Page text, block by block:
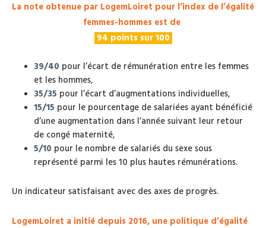
La note obtenue par LogemLoiret pour l’index de l’égalité
femmes-hommes est de
94 points sur 100
39/40 pour l’écart de rémunération entre les femmes
et les hommes,
35/35 pour l’écart d’augmentations individuelles,
15/15 pour le pourcentage de salariées ayant bénéficié
d’une augmentation dans l’année suivant leur retour
de congé maternité,
5/10 pour le nombre de salariés du sexe sous
représenté parmi les 10 plus hautes rémunérations.
Un indicateur satisfaisant avec des axes de progrès.
LogemLoiret a initié depuis 2016, une politique d’égalité